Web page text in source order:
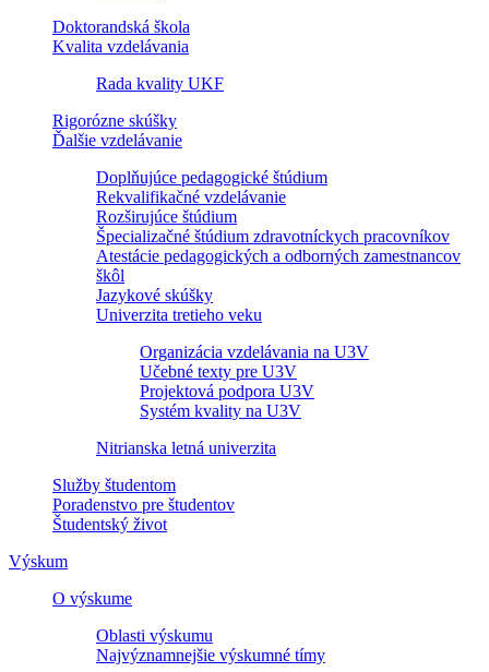
Doktorandská škola
Kvalita vzdelávania
Rada kvality UKF
Rigorózne skúšky
Ďalšie vzdelávanie
Doplňujúce pedagogické štúdium
Rekvalifikačné vzdelávanie
Rozširujúce štúdium
Špecializačné štúdium zdravotníckych pracovníkov
Atestácie pedagogických a odborných zamestnancov
škôl
Jazykové skúšky
Univerzita tretieho veku
Organizácia vzdelávania na U3V
Učebné texty pre U3V
Projektová podpora U3V
Systém kvality na U3V
Nitrianska letná univerzita
Služby študentom
Poradenstvo pre študentov
Študentský život
Výskum
O výskume
Oblasti výskumu
Najvýznamnejšie výskumné tímy